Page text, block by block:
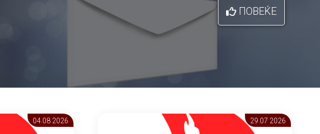
ПОВЕЌЕ
04.08 2026 29.07 2026